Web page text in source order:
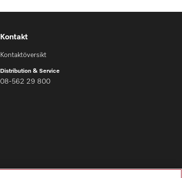
Kontakt
Kontaktöversikt
Distribution & Service
08-562 29 800